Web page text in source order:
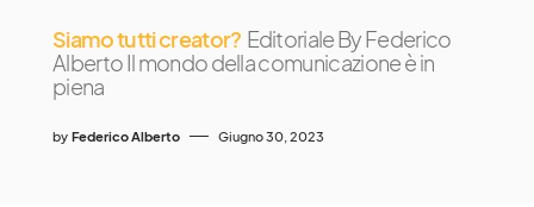
Siamo tutti creator? Editoriale By Federico
Alberto Il mondo della comunicazione è in
piena
by Federico Alberto Giugno 30, 2023